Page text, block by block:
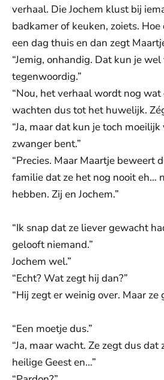
verhaal. Die Jochem klust bij
badkamer of keuken, zoiets.
een dag thuis en dan zegt
“Jemig, onhandig. Dat kun je
tegenwoordig.”
“Nou, het verhaal wordt nog
wachten dus tot het huwelijk.
“Ja, maar dat kun je toch
zwanger bent.”
“Precies. Maar Maartje beweert
familie dat ze het nog nooit eh…
hebben. Zij en Jochem.”
“Ik snap dat ze liever gewacht
gelooft niemand.”
Jochem wel.”
“Echt? Wat zegt hij dan?”
“Hij zegt er weinig over. Maar ze
“Een moetje dus.”
“Ja, maar wacht. Ze zegt dus
heilige Geest en…”